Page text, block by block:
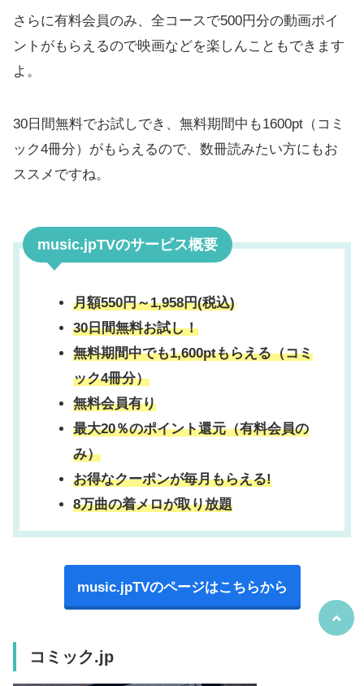
さらに有料会員のみ、全コースで500円分の動画ポイ
ントがもらえるので映画などを楽しんこともできます
よ。
30日間無料でお試しでき、無料期間中も1600pt（コミ
ック4冊分）がもらえるので、数冊読みたい方にもお
ススメですね。
music.jpTVのサービス概要
月額550円～1,958円(税込)
30日間無料お試し！
無料期間中でも1,600ptもらえる（コミ
ック4冊分）
無料会員有り
最大20％のポイント還元（有料会員の
み）
お得なクーポンが毎月もらえる!
8万曲の着メロが取り放題
music.jpTVのページはこちらから
コミック.jp